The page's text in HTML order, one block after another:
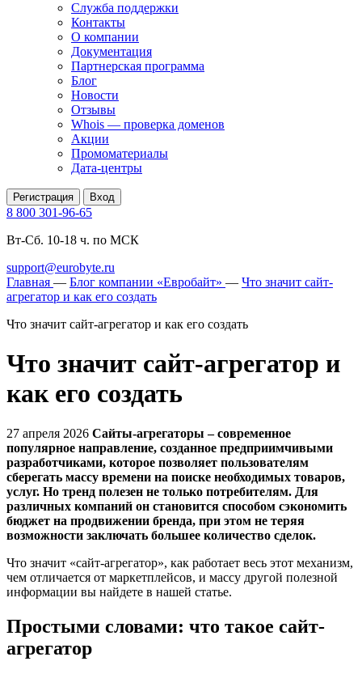
Служба поддержки
Контакты
О компании
Документация
Партнерская программа
Блог
Новости
Отзывы
Whois — проверка доменов
Акции
Промоматериалы
Дата-центры
Регистрация Вход
8 800 301-96-65
Вт-Сб. 10-18 ч. по МСК
support@eurobyte.ru
Главная — Блог компании «Евробайт» — Что значит сайт-
агрегатор и как его создать
Что значит сайт-агрегатор и как его создать
Что значит сайт-агрегатор и
как его создать
27 апреля 2026 Сайты-агрегаторы – современное
популярное направление, созданное предприимчивыми
разработчиками, которое позволяет пользователям
сберегать массу времени на поиске необходимых товаров,
услуг. Но тренд полезен не только потребителям. Для
различных компаний он становится способом сэкономить
бюджет на продвижении бренда, при этом не теряя
возможности заключать большее количество сделок.
Что значит «сайт-агрегатор», как работает весь этот механизм,
чем отличается от маркетплейсов, и массу другой полезной
информации вы найдете в нашей статье.
Простыми словами: что такое сайт-
агрегатор